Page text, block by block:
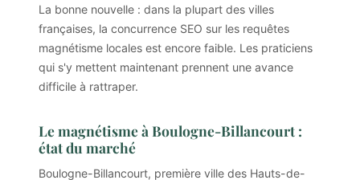
La bonne nouvelle : dans la plupart des villes
françaises, la concurrence SEO sur les requêtes
magnétisme locales est encore faible. Les praticiens
qui s'y mettent maintenant prennent une avance
difficile à rattraper.
Le magnétisme à Boulogne-Billancourt :
état du marché
Boulogne-Billancourt, première ville des Hauts-de-